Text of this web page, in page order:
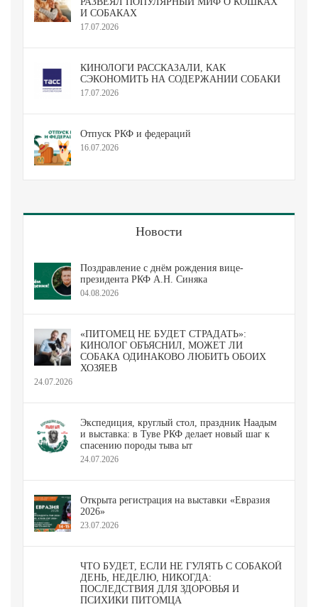
И СОБАКАХ
17.07.2026
КИНОЛОГИ РАССКАЗАЛИ, КАК
СЭКОНОМИТЬ НА СОДЕРЖАНИИ СОБАКИ
17.07.2026
Отпуск РКФ и федераций
16.07.2026
Новости
Поздравление с днём рождения вице-
президента РКФ А.Н. Синяка
04.08.2026
«ПИТОМЕЦ НЕ БУДЕТ СТРАДАТЬ»:
КИНОЛОГ ОБЪЯСНИЛ, МОЖЕТ ЛИ
СОБАКА ОДИНАКОВО ЛЮБИТЬ ОБОИХ
ХОЗЯЕВ
24.07.2026
Экспедиция, круглый стол, праздник Наадым
и выставка: в Туве РКФ делает новый шаг к
спасению породы тыва ыт
24.07.2026
Открыта регистрация на выставки «Евразия
2026»
23.07.2026
ЧТО БУДЕТ, ЕСЛИ НЕ ГУЛЯТЬ С СОБАКОЙ
ДЕНЬ, НЕДЕЛЮ, НИКОГДА:
ПОСЛЕДСТВИЯ ДЛЯ ЗДОРОВЬЯ И
ПСИХИКИ ПИТОМЦА